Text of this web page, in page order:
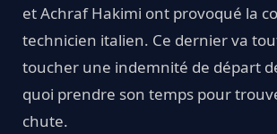
et Achraf Hakimi ont provoqué la
technicien italien. Ce dernier va
toucher une indemnité de départ
quoi prendre son temps pour
chute.